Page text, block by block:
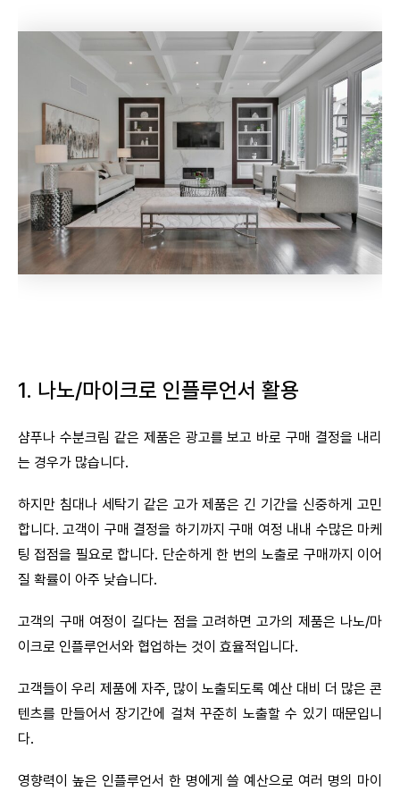
1. 나노/마이크로 인플루언서 활용
샴푸나 수분크림 같은 제품은 광고를 보고 바로 구매 결정을 내리
는 경우가 많습니다.
하지만 침대나 세탁기 같은 고가 제품은 긴 기간을 신중하게 고민
합니다. 고객이 구매 결정을 하기까지 구매 여정 내내 수많은 마케
팅 접점을 필요로 합니다. 단순하게 한 번의 노출로 구매까지 이어
질 확률이 아주 낮습니다.
고객의 구매 여정이 길다는 점을 고려하면 고가의 제품은 나노/마
이크로 인플루언서와 협업하는 것이 효율적입니다.
고객들이 우리 제품에 자주, 많이 노출되도록 예산 대비 더 많은 콘
텐츠를 만들어서 장기간에 걸쳐 꾸준히 노출할 수 있기 때문입니
다.
영향력이 높은 인플루언서 한 명에게 쓸 예산으로 여러 명의 마이